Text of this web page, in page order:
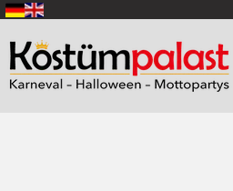
Zum Hauptinhalt springen